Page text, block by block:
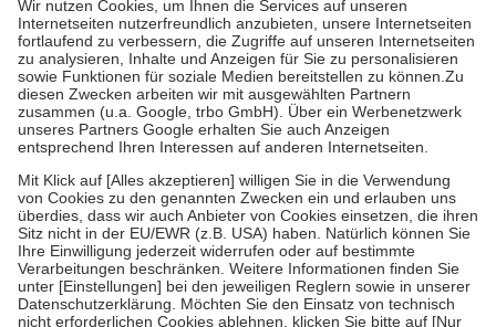
Grundsätzlich leisten Mitglieder Zuzahlungen in Höhe von zehn
Prozent des Abgabepreises,mindestens jedochfünf Euround
höchstens zehn Euro.Es sind jedoch nie mehr als die tatsächlichen
Kosten der Leistung zu entrichten.
Diese Regeln gelten grundsätzlich auch für Online-Apotheken.
Bei Heilmitteln und häuslicher Krankenpflege beträgt die
Zuzahlung zehn Prozent der Kosten sowie zehn Euro je
Verordnung.
Um das Engagement der Versicherten für ihre eigene Gesundheit zu
stärken und die besondere Stellung der Familie zu unterstützen,
fallenkeine Zuzahlungenan bei:
• Kindern und Jugendlichen bis zum vollendeten 18. Lebensjahr
mit Ausnahme der Fahrkosten
• Untersuchungen zur Vorsorge und Früherkennung, die von der